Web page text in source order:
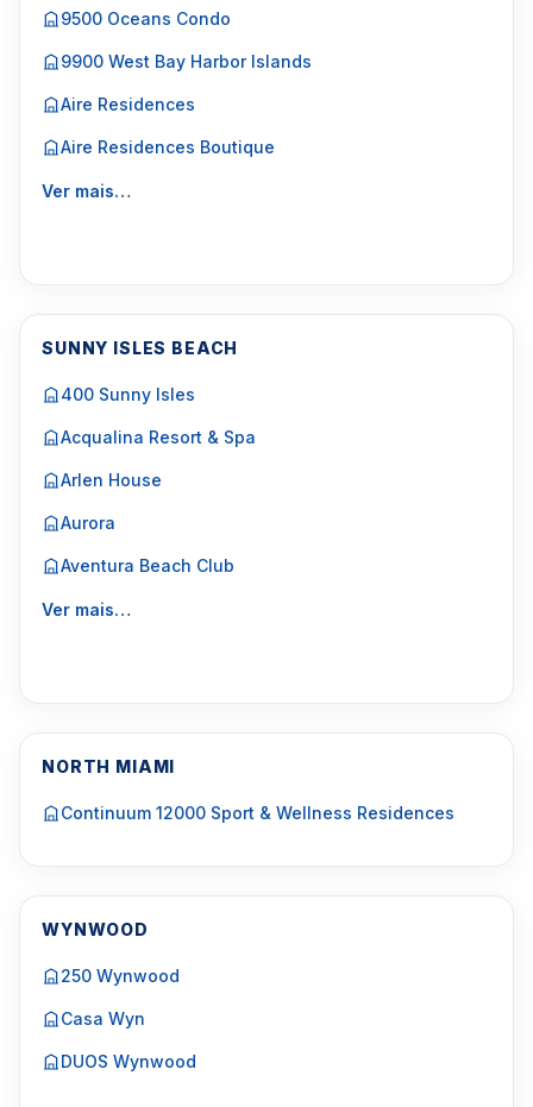
9500 Oceans Condo
9900 West Bay Harbor Islands
Aire Residences
Aire Residences Boutique
Ver mais…
SUNNY ISLES BEACH
400 Sunny Isles
Acqualina Resort & Spa
Arlen House
Aurora
Aventura Beach Club
Ver mais…
NORTH MIAMI
Continuum 12000 Sport & Wellness Residences
WYNWOOD
250 Wynwood
Casa Wyn
DUOS Wynwood